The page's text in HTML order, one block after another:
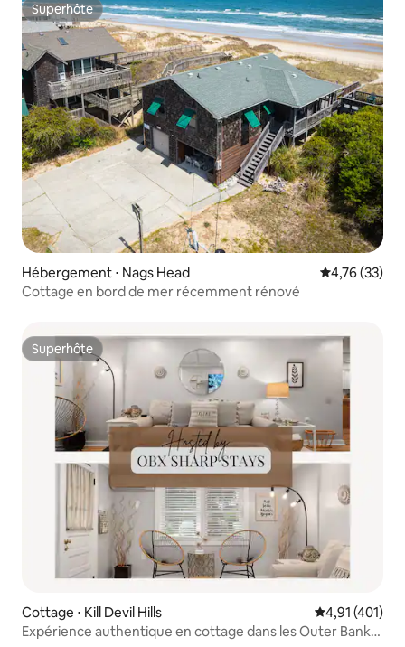
Superhôte
Superhôte
Hébergement ⋅ Nags Head Évaluation
4,76 (33)
Cottage en bord de mer récemment rénové
Superhôte
Superhôte
Cottage ⋅ Kill Devil Hills Évaluation
4,91 (401)
Expérience authentique en cottage dans les Outer Banks |